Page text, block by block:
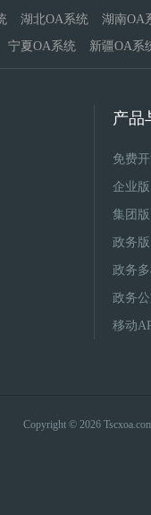
湖北OA系统
湖南OA
宁夏OA系统 新疆OA系
产品
免费
企业版
集团版
政务版
政务
政务
移动
Copyright © 2026